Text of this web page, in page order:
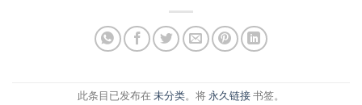
此条目已发布在 未分类。将 永久链接 书签。